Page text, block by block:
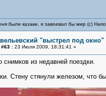
были казаки, я завоевал бы мир (с)
"выстрел под окно"
#63 : 23 Июля 2009, 18:31:41 »
снимков из недавней поездки.
Стену стянули железом, что